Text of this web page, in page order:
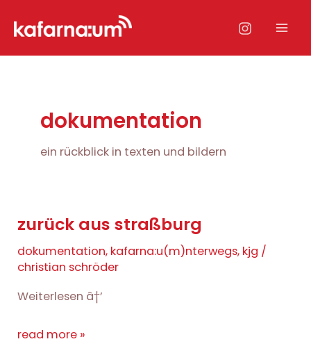
Inhalt
dokumentation
ein rückblick in texten und bildern
zurück aus straßburg
dokumentation, kafarna:u(m)nterwegs, kjg /
christian schröder
Weiterlesen â†’
zurück
read more »